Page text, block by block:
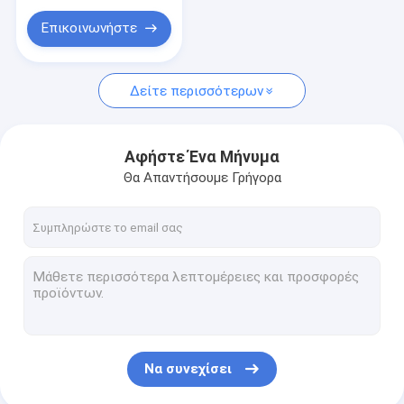
Επικοινωνήστε
Δείτε περισσότερων
Αφήστε Ένα Μήνυμα
Θα Απαντήσουμε Γρήγορα
Να συνεχίσει